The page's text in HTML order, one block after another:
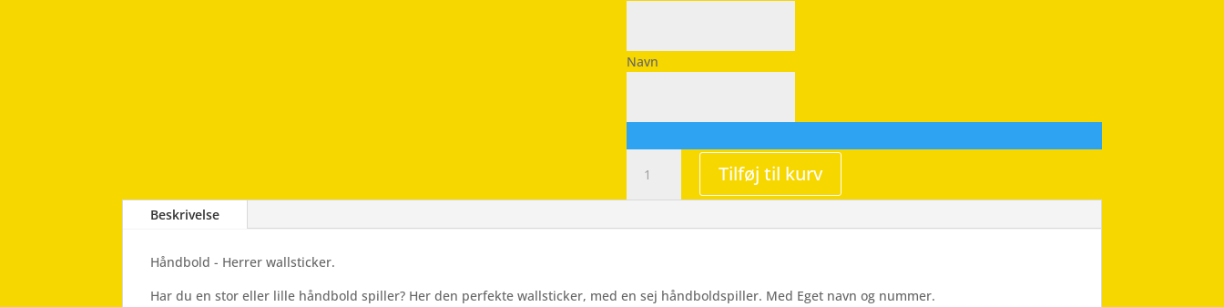
Navn
Herrer
Tilføj til kurv
Beskrivelse
Håndbold - Herrer wallsticker.
Har du en stor eller lille håndbold spiller? Her den perfekte wallsticker, med en sej håndboldspiller. Med Eget navn og nummer.